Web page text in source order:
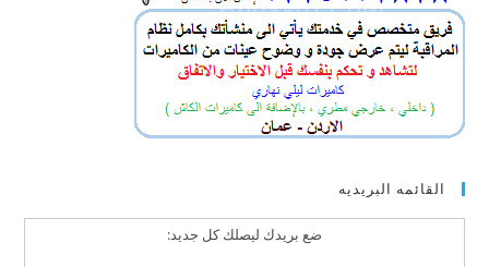
القائمه البريديه
ضع بريدك ليصلك كل جديد: